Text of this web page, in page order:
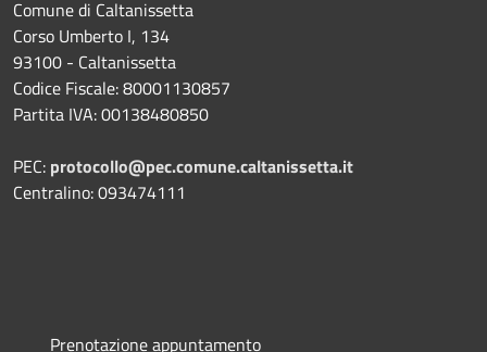
Comune di Caltanissetta
Corso Umberto I, 134
93100 - Caltanissetta
Codice Fiscale: 80001130857
Partita IVA: 00138480850
PEC: protocollo@pec.comune.caltanissetta.it
Centralino: 093474111
Prenotazione appuntamento